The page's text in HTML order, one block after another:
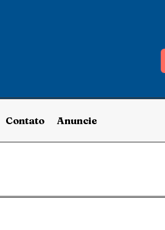
Contato Anuncie